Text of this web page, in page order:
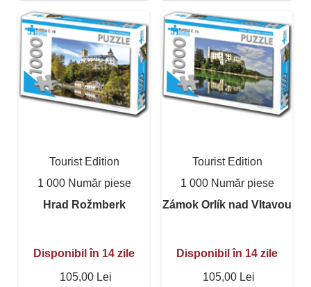
Tourist Edition
1 000 Număr piese
Hrad Rožmberk
Disponibil în 14 zile
105,00 Lei
Tourist Edition
1 000 Număr piese
Zámok Orlík nad Vltavou
Disponibil în 14 zile
105,00 Lei